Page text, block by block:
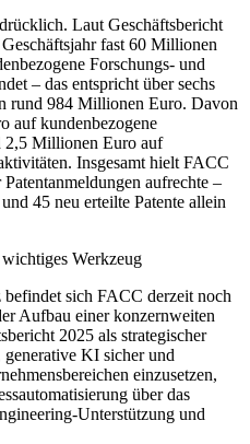
Laut Geschäftsbericht
fast 60 Millionen
Forschungs- und
– das entspricht über sechs
rund 984 Millionen Euro. Davon
auf kundenbezogene
2,5 Millionen Euro auf
Insgesamt hielt FACC
aufrechte –
45 neu erteilte Patente allein
Werkzeug
sich FACC derzeit noch
Aufbau einer konzernweiten
2025 als strategischer
KI sicher und
einzusetzen,
über das
Unterstützung und